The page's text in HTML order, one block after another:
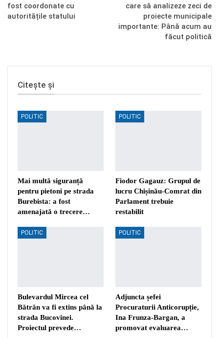
fost coordonate cu
autoritățile statului
care să analizeze zeci de
proiecte municipale
importante: Până acum au
făcut politică
Citește și
POLITIC
Mai multă siguranță
pentru pietoni pe strada
Burebista: a fost
amenajată o trecere…
POLITIC
Fiodor Gagauz: Grupul de
lucru Chișinău-Comrat din
Parlament trebuie
restabilit
POLITIC
Bulevardul Mircea cel
Bătrân va fi extins până la
strada Bucovinei.
Proiectul prevede…
POLITIC
Adjuncta șefei
Procuraturii Anticorupție,
Ina Frunza-Bargan, a
promovat evaluarea…